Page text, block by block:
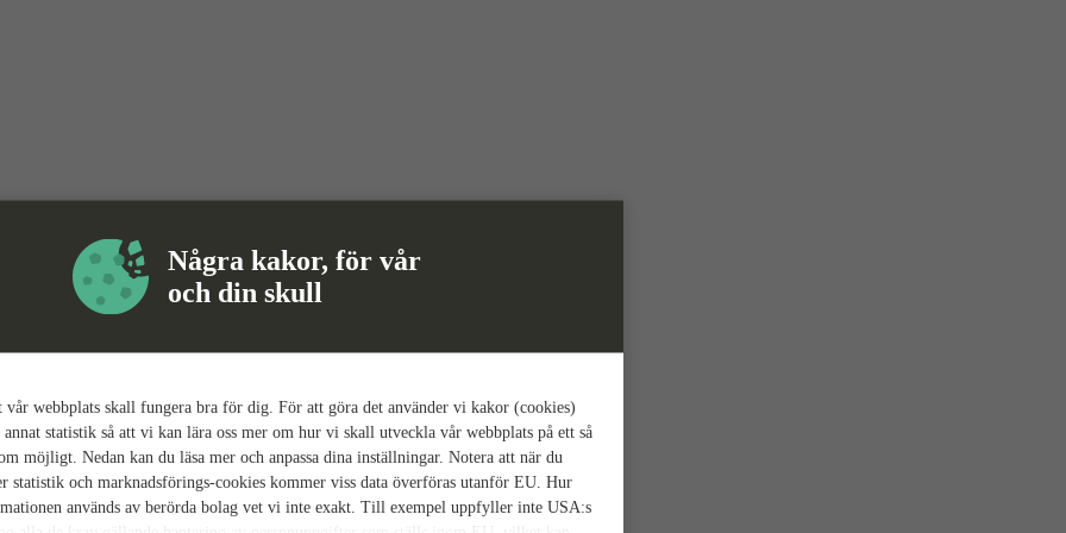
Några kakor, för vår
och din skull
webbplats skall fungera bra för dig. För att göra det använder vi kakor (cookies)
statistik så att vi kan lära oss mer om hur vi skall utveckla vår webbplats på ett så
möjligt. Nedan kan du läsa mer och anpassa dina inställningar. Notera att när du
statistik och marknadsförings-cookies kommer viss data överföras utanför EU. Hur
används av berörda bolag vet vi inte exakt. Till exempel uppfyller inte USA:s